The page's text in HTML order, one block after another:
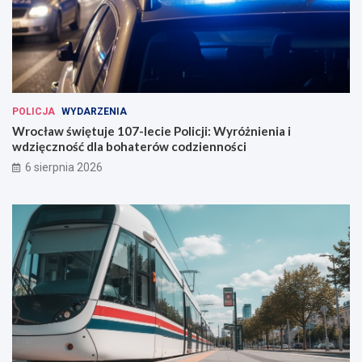
e
W
r
o
c
ł
w
i
u
POLICJA WYDARZENIA
Wrocław świętuje 107-lecie Policji: Wyróżnienia i
wdzięczność dla bohaterów codzienności
6 sierpnia 2026